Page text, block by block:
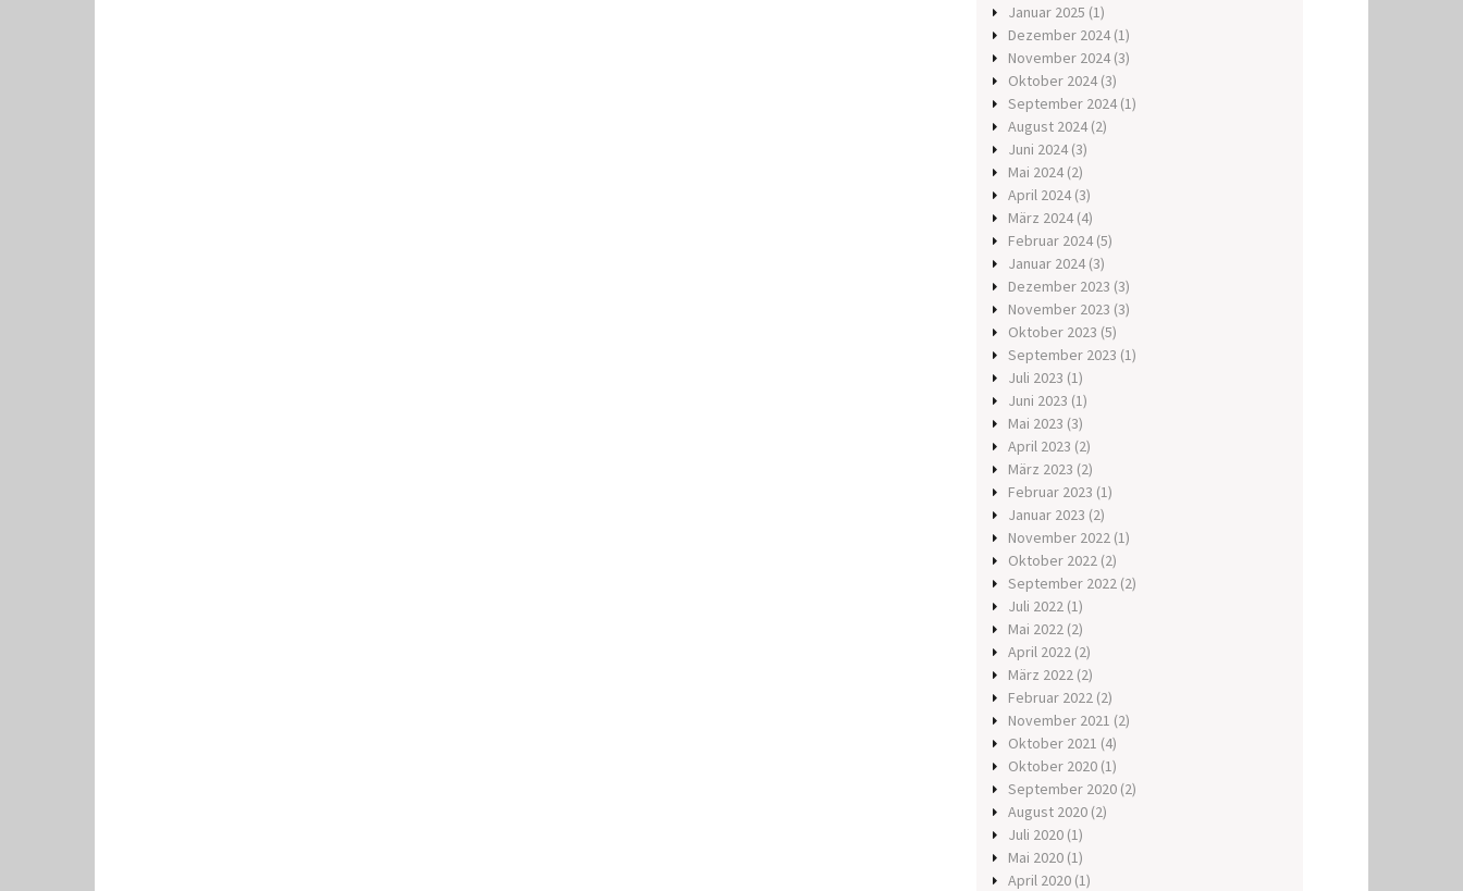
Januar 2025 (1)
Dezember 2024 (1)
November 2024 (3)
Oktober 2024 (3)
September 2024 (1)
August 2024 (2)
Juni 2024 (3)
Mai 2024 (2)
April 2024 (3)
März 2024 (4)
Februar 2024 (5)
Januar 2024 (3)
Dezember 2023 (3)
November 2023 (3)
Oktober 2023 (5)
September 2023 (1)
Juli 2023 (1)
Juni 2023 (1)
Mai 2023 (3)
April 2023 (2)
März 2023 (2)
Februar 2023 (1)
Januar 2023 (2)
November 2022 (1)
Oktober 2022 (2)
September 2022 (2)
Juli 2022 (1)
Mai 2022 (2)
April 2022 (2)
März 2022 (2)
Februar 2022 (2)
November 2021 (2)
Oktober 2021 (4)
Oktober 2020 (1)
September 2020 (2)
August 2020 (2)
Juli 2020 (1)
Mai 2020 (1)
April 2020 (1)